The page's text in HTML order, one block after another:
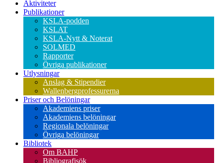
Aktiviteter
Publikationer
KSLA-podden
KSLAT
KSLA-Nytt & Noterat
SOLMED
Rapporter
Övriga publikationer
Utlysningar
Anslag & Stipendier
Wallenbergprofessurerna
Priser och Belöningar
Akademiens priser
Akademiens belöningar
Regionala belöningar
Övriga belöningar
Bibliotek
Om BAHP
Bibliografisök